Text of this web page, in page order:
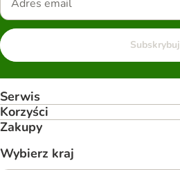
Subskrybuj
Serwis
Korzyści
Zakupy
Wybierz kraj